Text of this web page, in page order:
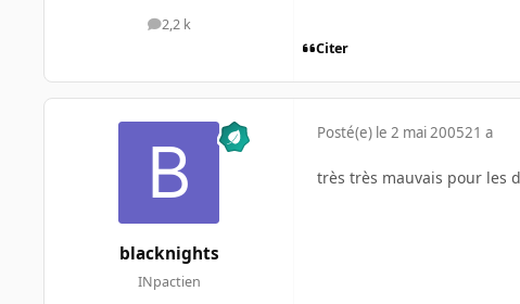
2,2 k
messages
Citer
blacknights
INpactien
Posté(e) le 2 mai 200521 a
très très mauvais pour les